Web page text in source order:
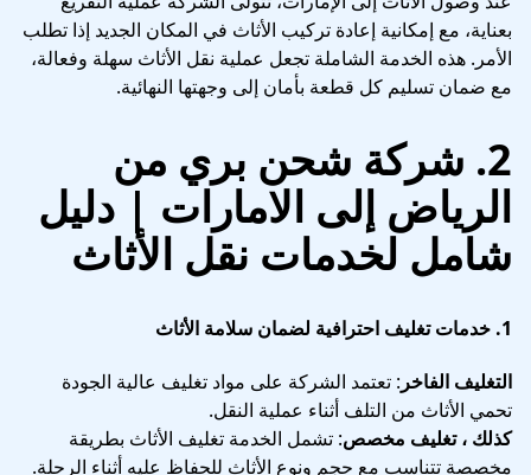
بعناية، مع إمكانية إعادة تركيب الأثاث في المكان الجديد إذا تطلب
الأمر. هذه الخدمة الشاملة تجعل عملية نقل الأثاث سهلة وفعالة،
مع ضمان تسليم كل قطعة بأمان إلى وجهتها النهائية.
2. شركة شحن بري من
الرياض إلى الامارات | دليل
شامل لخدمات نقل الأثاث
1. خدمات تغليف احترافية لضمان سلامة الأثاث
التغليف الفاخر : تعتمد الشركة على مواد تغليف عالية الجودة
تحمي الأثاث من التلف أثناء عملية النقل.
كذلك ، تغليف مخصص: تشمل الخدمة تغليف الأثاث بطريقة
مخصصة تتناسب مع حجم ونوع الأثاث للحفاظ عليه أثناء الرحلة.